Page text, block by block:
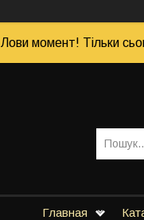
Лови момент! Тільки
Главная